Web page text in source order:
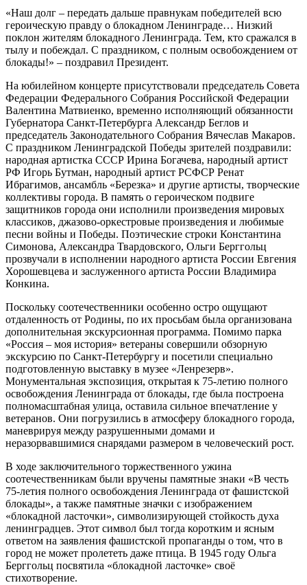
«Наш долг – передать дальше правнукам победителей всю
героическую правду о блокадном Ленинграде… Низкий
поклон жителям блокадного Ленинграда. Тем, кто сражался в
тылу и побеждал. С праздником, с полным освобождением от
блокады!» – поздравил Президент.
На юбилейном концерте присутствовали председатель Совета
Федерации Федерального Собрания Российской Федерации
Валентина Матвиенко, временно исполняющий обязанности
Губернатора Санкт-Петербурга Александр Беглов и
председатель Законодательного Собрания Вячеслав Макаров.
С праздником Ленинградской Победы зрителей поздравили:
народная артистка СССР Ирина Богачева, народный артист
РФ Игорь Бутман, народный артист РСФСР Ренат
Ибрагимов, ансамбль «Березка» и другие артисты, творческие
коллективы города. В память о героическом подвиге
защитников города они исполнили произведения мировых
классиков, джазово-оркестровые произведения и любимые
песни войны и Победы. Поэтические строки Константина
Симонова, Александра Твардовского, Ольги Берггольц
прозвучали в исполнении народного артиста России Евгения
Хорошевцева и заслуженного артиста России Владимира
Конкина.
Поскольку соотечественники особенно остро ощущают
отдаленность от Родины, по их просьбам была организована
дополнительная экскурсионная программа. Помимо парка
«Россия – моя история» ветераны совершили обзорную
экскурсию по Санкт-Петербургу и посетили специально
подготовленную выставку в музее «Ленрезерв».
Монументальная экспозиция, открытая к 75-летию полного
освобождения Ленинграда от блокады, где была построена
полномасштабная улица, оставила сильное впечатление у
ветеранов. Они погрузились в атмосферу блокадного города,
маневрируя между разрушенными домами и
неразорвавшимися снарядами размером в человеческий рост.
В ходе заключительного торжественного ужина
соотечественникам были вручены памятные знаки «В честь
75-летия полного освобождения Ленинграда от фашистской
блокады», а также памятные значки с изображением
«блокадной ласточки», символизирующей стойкость духа
ленинградцев. Этот символ был тогда коротким и ясным
ответом на заявления фашистской пропаганды о том, что в
город не может пролететь даже птица. В 1945 году Ольга
Берггольц посвятила «блокадной ласточке» своё
стихотворение.